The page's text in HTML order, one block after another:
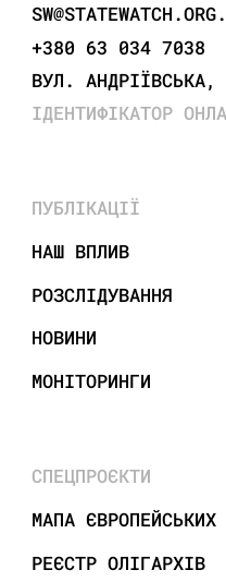
+380 63 034 7038
ВУЛ.
ІДЕНТИФІКАТОР
ПУБЛІКАЦІЇ
НАШ ВПЛИВ
РОЗСЛІДУВАННЯ
НОВИНИ
МОНІТОРИНГИ
СПЕЦПРОЄКТИ
МАПА
РЕЄСТР ОЛІГАРХІВ